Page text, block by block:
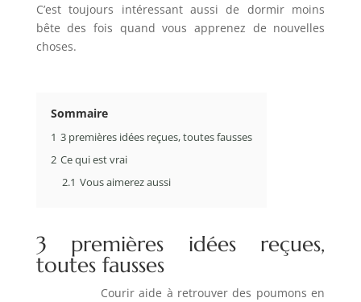
C’est toujours intéressant aussi de dormir moins
bête des fois quand vous apprenez de nouvelles
choses.
Sommaire
1 3 premières idées reçues, toutes fausses
2 Ce qui est vrai
2.1 Vous aimerez aussi
3 premières idées reçues,
toutes fausses
Courir aide à retrouver des poumons en